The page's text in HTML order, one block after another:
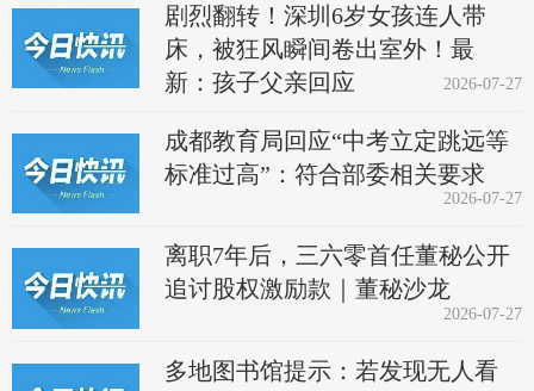
剧烈翻转！深圳6岁女孩连人带
床，被狂风瞬间卷出室外！最
新：孩子父亲回应
2026-07-27
成都教育局回应“中考立定跳远等
标准过高”：符合部委相关要求
2026-07-27
离职7年后，三六零首任董秘公开
追讨股权激励款｜董秘沙龙
2026-07-27
多地图书馆提示：若发现无人看